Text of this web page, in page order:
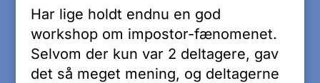
Har lige holdt endnu en god
workshop om impostor-fænomenet.
Selvom der kun var 2 deltagere, gav
det så meget mening, og deltagerne